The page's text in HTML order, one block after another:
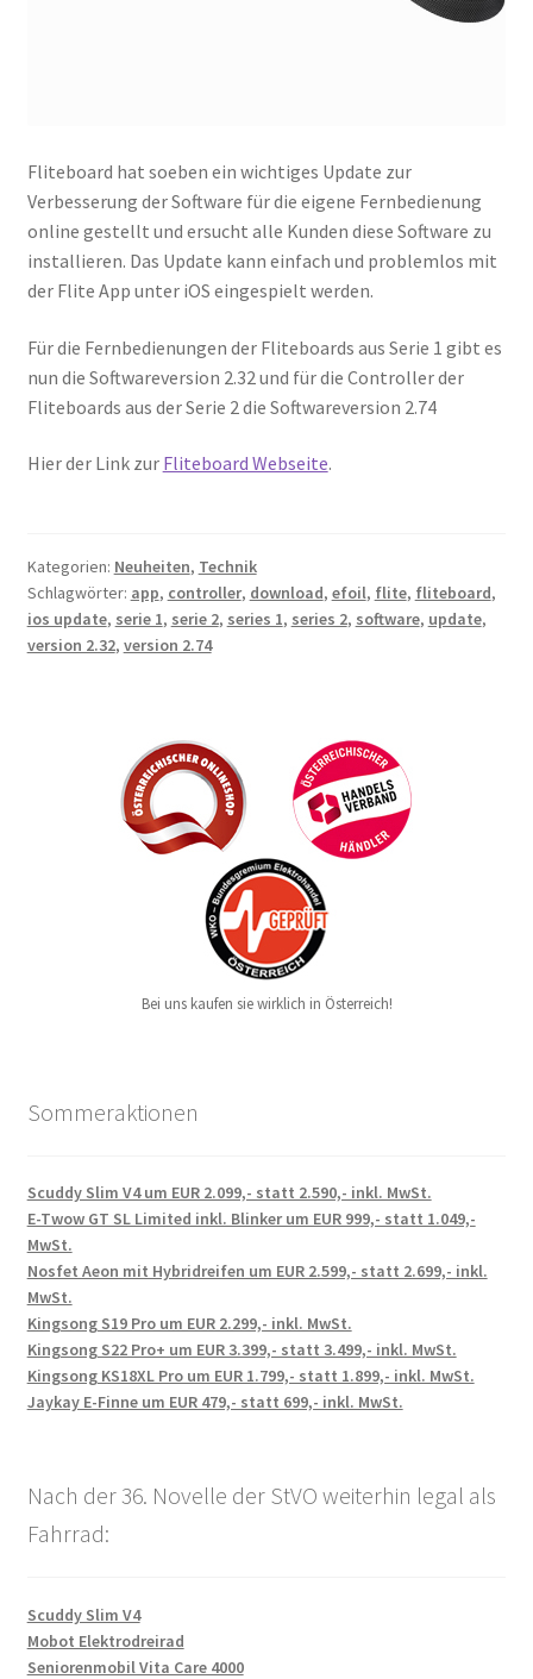
Fliteboard hat soeben ein wichtiges Update zur
Verbesserung der Software für die eigene Fernbedienung
online gestellt und ersucht alle Kunden diese Software zu
installieren. Das Update kann einfach und problemlos mit
der Flite App unter iOS eingespielt werden.
Für die Fernbedienungen der Fliteboards aus Serie 1 gibt es
nun die Softwareversion 2.32 und für die Controller der
Fliteboards aus der Serie 2 die Softwareversion 2.74
Hier der Link zur Fliteboard Webseite.
Kategorien: Neuheiten, Technik
Schlagwörter: app, controller, download, efoil, flite, fliteboard,
ios update, serie 1, serie 2, series 1, series 2, software, update,
version 2.32, version 2.74
Bei uns kaufen sie wirklich in Österreich!
Sommeraktionen
Scuddy Slim V4 um EUR 2.099,- statt 2.590,- inkl. MwSt.
E-Twow GT SL Limited inkl. Blinker um EUR 999,- statt 1.049,-
MwSt.
Nosfet Aeon mit Hybridreifen um EUR 2.599,- statt 2.699,- inkl.
MwSt.
Kingsong S19 Pro um EUR 2.299,- inkl. MwSt.
Kingsong S22 Pro+ um EUR 3.399,- statt 3.499,- inkl. MwSt.
Kingsong KS18XL Pro um EUR 1.799,- statt 1.899,- inkl. MwSt.
Jaykay E-Finne um EUR 479,- statt 699,- inkl. MwSt.
Nach der 36. Novelle der StVO weiterhin legal als
Fahrrad:
Scuddy Slim V4
Mobot Elektrodreirad
Seniorenmobil Vita Care 4000